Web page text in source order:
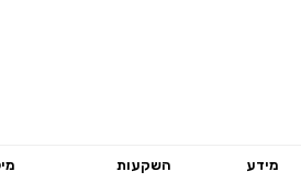
מידע השקעות